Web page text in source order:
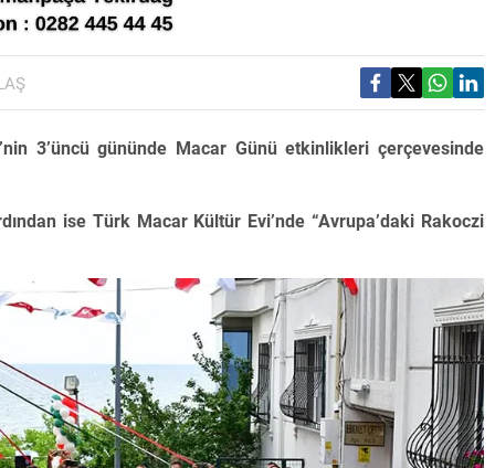
3’üncü gününde Macar Günü etkinlikleri çerçevesinde
ise Türk Macar Kültür Evi’nde “Avrupa’daki Rakoczi